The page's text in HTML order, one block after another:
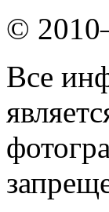
©
Все